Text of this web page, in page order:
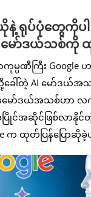
နဲ့ ရုပ်ပုံတွေကိုပ
မော်ဒယ်သစ်
ပဏီကြီး Google
လို့ခေါ်တဲ့ AI မော်ဒယ်
ာ်ဒယ်အသစ်ဟာ လက်
င်အဆိုင်ဖြစ်လာနိုင်
က ထုတ်ပြန်ပြောဆို